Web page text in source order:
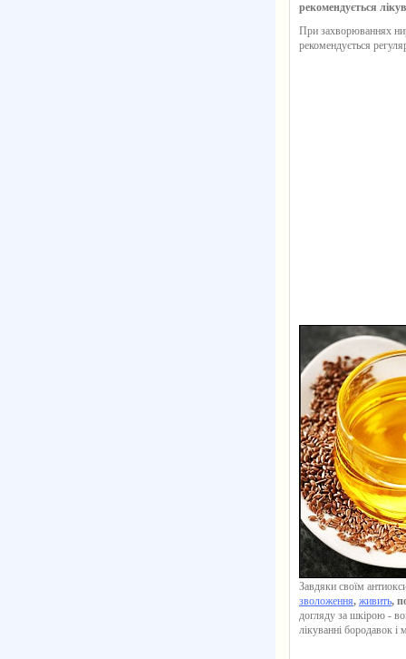
рекомендується
При захворюваннях
рекомендується
Завдяки своїм
зволоження, живить,
догляду за шкірою -
лікуванні бородавок і